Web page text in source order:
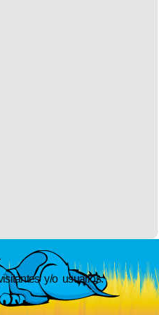
y/o usuarios.